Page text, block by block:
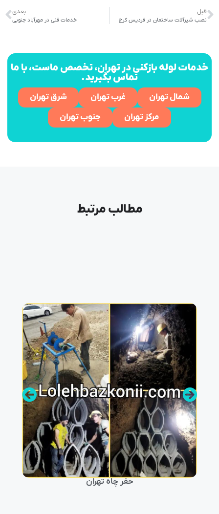
قبل
نصب شیرآلات ساختمان در فردیس کرج
بعدی
خدمات فنی در مهرآباد جنوبی
خدمات لوله بازکنی در تهران، تخصص ماست، با ما
تماس بگیرید.
شمال تهران غرب تهران
شرق تهران
مرکز تهران
جنوب تهران
مطالب مرتبط
حفر چاه تهران